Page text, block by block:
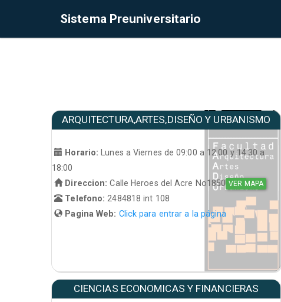
Sistema Preuniversitario
ARQUITECTURA,ARTES,DISEÑO Y URBANISMO
Horario:
Lunes a Viernes de 09:00 a 12:00 y 14:30 a
18:00
Direccion: Calle Heroes del Acre No1850 VER MAPA
Telefono: 2484818 int 108
Pagina Web: Click para entrar a la página
CIENCIAS ECONOMICAS Y FINANCIERAS